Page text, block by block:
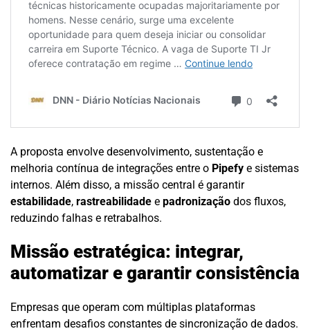
A proposta envolve desenvolvimento, sustentação e
melhoria contínua de integrações entre o Pipefy e sistemas
internos. Além disso, a missão central é garantir
estabilidade, rastreabilidade e padronização dos fluxos,
reduzindo falhas e retrabalhos.
Missão estratégica: integrar,
automatizar e garantir consistência
Empresas que operam com múltiplas plataformas
enfrentam desafios constantes de sincronização de dados.